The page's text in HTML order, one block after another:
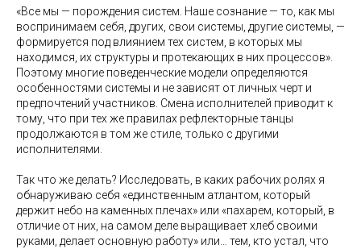
«Все мы — порождения систем. Наше сознание — то, как мы
воспринимаем себя, других, свои системы, другие системы, —
формируется под влиянием тех систем, в которых мы
находимся, их структуры и протекающих в них процессов».
Поэтому многие поведенческие модели определяются
особенностями системы и не зависят от личных черт и
предпочтений участников. Смена исполнителей приводит к
тому, что при тех же правилах рефлекторные танцы
продолжаются в том же стиле, только с другими
исполнителями.
Так что же делать? Исследовать, в каких рабочих ролях я
обнаруживаю себя «единственным атлантом, который
держит небо на каменных плечах» или «пахарем, который, в
отличие от них, на самом деле выращивает хлеб своими
руками, делает основную работу» или… тем, кто устал, что